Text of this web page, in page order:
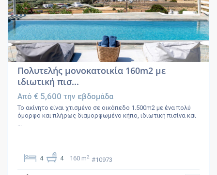
Πολυτελής μονοκατοικία 160m2 με
ιδιωτική πισ...
Από € 5,600την εβδομάδα
Το ακίνητο είναι χτισμένο σε οικόπεδο 1.500m2 με ένα πολύ
όμορφο και πλήρως διαμορφωμένο κήπο, ιδιωτική πισίνα και
4 4 160 m2 #10973